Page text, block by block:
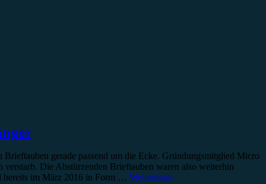
gerade passend um die Ecke. Gründungsmitglied Micro
Die Abstürzenden Brieftauben waren also weiterhin
bereits im März 2016 in Form … Weiterlesen